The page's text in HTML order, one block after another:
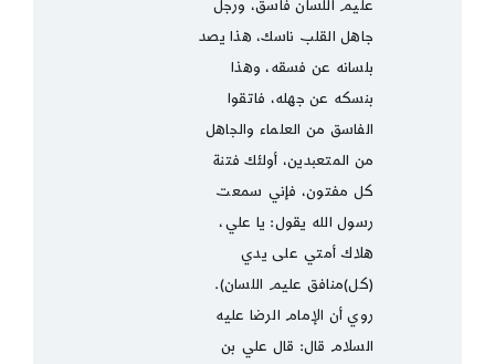
عليم اللسان فاسق، ورجل
جاهل القلب ناسك، هذا يصد
بلسانه عن فسقه، وهذا
بنسكه عن جهله، فاتقوا
الفاسق من العلماء والجاهل
من المتعبدين، أولئك فتنة
كل مفتون، فإني سمعت
رسول الله يقول: يا علي،
هلاك أمتي على يدي
(كل)منافق عليم اللسان).
روي أن الإمام الرضا عليه
السلام قال: قال علي بن